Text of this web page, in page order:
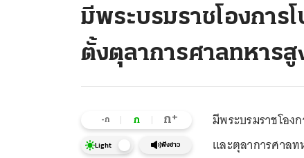
มีพระบรมราชโองการ
ตั้งตุลาการศาลทหาร
-ก ก ก+
Light ฟังข่าว
มีพระบรมราชโอง
และตุลาการศาล